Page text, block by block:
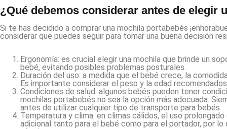
¿Qué debemos considerar antes de elegir
Si te has decidido a comprar una mochila portabebés
considerar que puedes seguir para tomar una buena decisión
Ergonomía: es crucial elegir una mochila que brinde un
bebé, evitando posibles problemas posturales.
Duración del uso: a medida que el bebé crece, la
Es importante considerar el peso y la edad
Condiciones de salud: algunos bebés pueden tener
mochilas portabebés no sea la opción más adecuada.
antes de utilizar cualquier tipo de transporte para bebés.
Temperatura y clima: en climas cálidos, el uso
adicional tanto para el bebé como para el portador, por